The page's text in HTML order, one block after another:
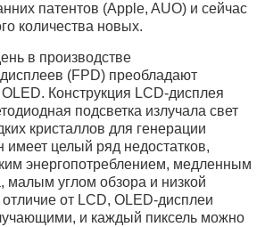
патентов (Apple, AUO) и сейчас
количества новых.
в производстве
(FPD) преобладают
Конструкция LCD-дисплея
подсветка излучала свет
кристаллов для генерации
целый ряд недостатков,
энергопотреблением, медленным
малым углом обзора и низкой
от LCD, OLED-дисплеи
и каждый пиксель можно